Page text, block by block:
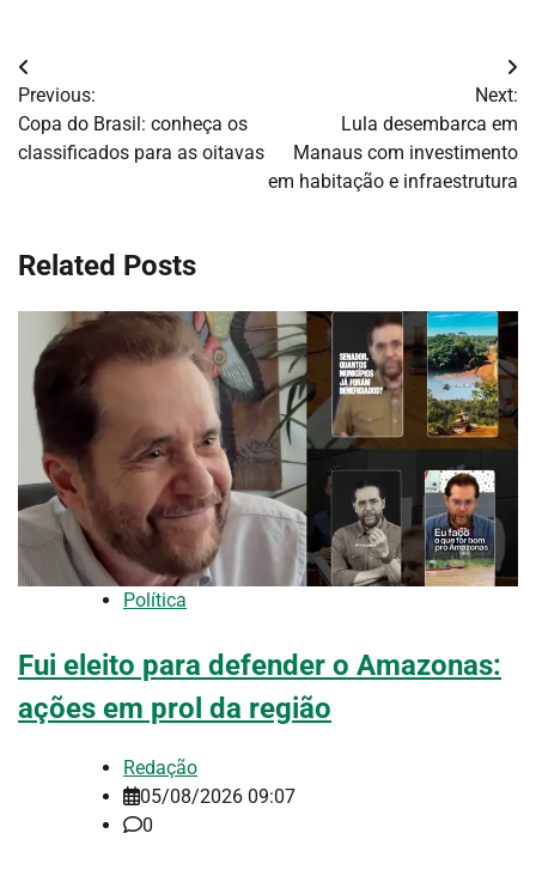
Navegação
de
Post
Previous:
Copa do Brasil: conheça os
classificados para as oitavas
Next:
Lula desembarca em
Manaus com investimento
em habitação e infraestrutura
Related Posts
Política
Fui eleito para defender o Amazonas:
ações em prol da região
Redação
05/08/2026 09:07
0